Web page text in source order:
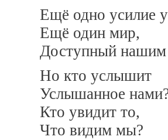
Ещё одно усилие
Ещё один мир,
Доступный нашим
Но кто услышит
Услышанное
Кто увидит то,
Что видим мы?